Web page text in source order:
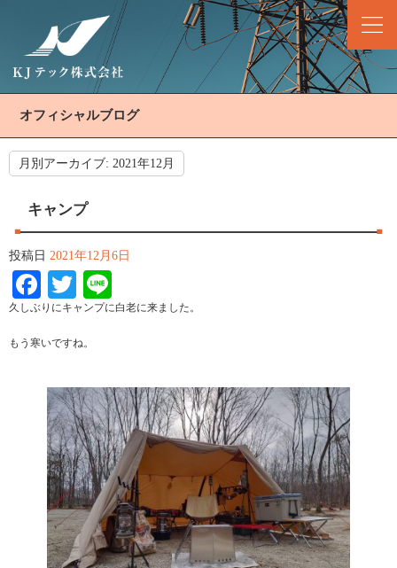
オフィシャルブログ
月別アーカイブ: 2021年12月
キャンプ
投稿日 2021年12月6日
Facebook
Twitter
久しぶりにキャンプに白老に来ました。
もう寒いですね。